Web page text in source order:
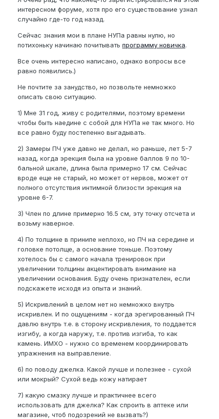
интересном форуме, хотя про его существование узнал
случайно где-то год назад.
Сейчас знания мои в плане НУПа равны нулю, но
потихоньку начинаю почитывать программу новичка.
Все очень интересно написано, однако вопросы все
равно появились.)
Не почтите за занудство, но позвольте немножко
описать свою ситуацию.
1) Мне 31 год, живу с родителями, поэтому времени
чтобы быть наедине с собой для НУПа не так много. Но
все равно буду постепенно выгадывать.
2) Замеры ПЧ уже давно не делал, но раньше, лет 5-7
назад, когда эрекция была на уровне баллов 9 по 10-
бальной шкале, длина была примерно 17 см. Сейчас
вроде еще не старый, но может от нервов, может от
полного отсутствия интимной близости эрекция на
уровне 6-7.
3) Член по длине примерно 16.5 см, эту точку отсчета и
возьму наверное.
4) По толщине в принипе неплохо, но ПЧ на середине и
головке потолще, а основание тоньше. Поэтому
хотелось бы с самого начала тренировок при
увеличении толщины акцентировать внимание на
увеличении основания. Буду очень признателен, если
подскажете исходя из опыта и знаний.
5) Искривлений в целом нет но немножко внутрь
искривлен. И по ощущениям - когда эрегированный ПЧ
давлю внутрь т.е. в сторону искривления, то поддается
изгибу, а когда наружу, т.е. против изгиба, то как
камень. ИМХО - нужно со временем координировать
упражнения на выправление.
6) по поводу джелка. Какой лучше и полезнее - сухой
или мокрый? Сухой ведь кожу натирает
7) какую смазку лучше и практичнее всего
использовать для джелка? Как спроить в аптеке или
магазине, чтоб подозрений не вызвать?)